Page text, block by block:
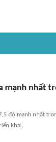
mạnh nhất
độ mạnh nhất
khai.